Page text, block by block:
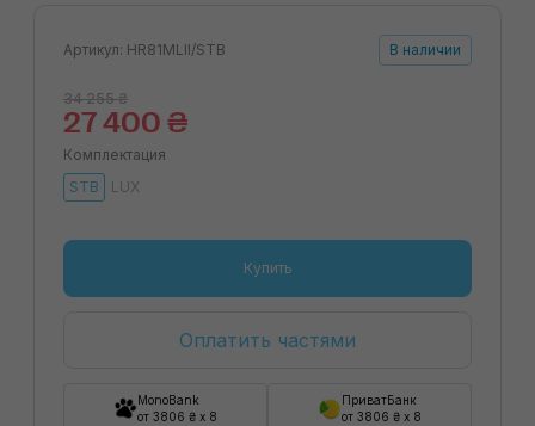
Артикул: HR81MLII/STB В наличии
34 255 ₴
27 400 ₴
Комплектация
STB
LUX
Купить
Оплатить частями
MonoBank
от 3806 ₴ x 8
ПриватБанк
от 3806 ₴ x 8